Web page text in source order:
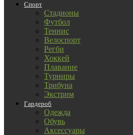
Спорт
Стадионы
Футбол
Теннис
Велоспорт
Регби
Хоккей
Плавание
Турниры
Трибуна
Экстрим
Гардероб
Одежда
Обувь
Аксессуары